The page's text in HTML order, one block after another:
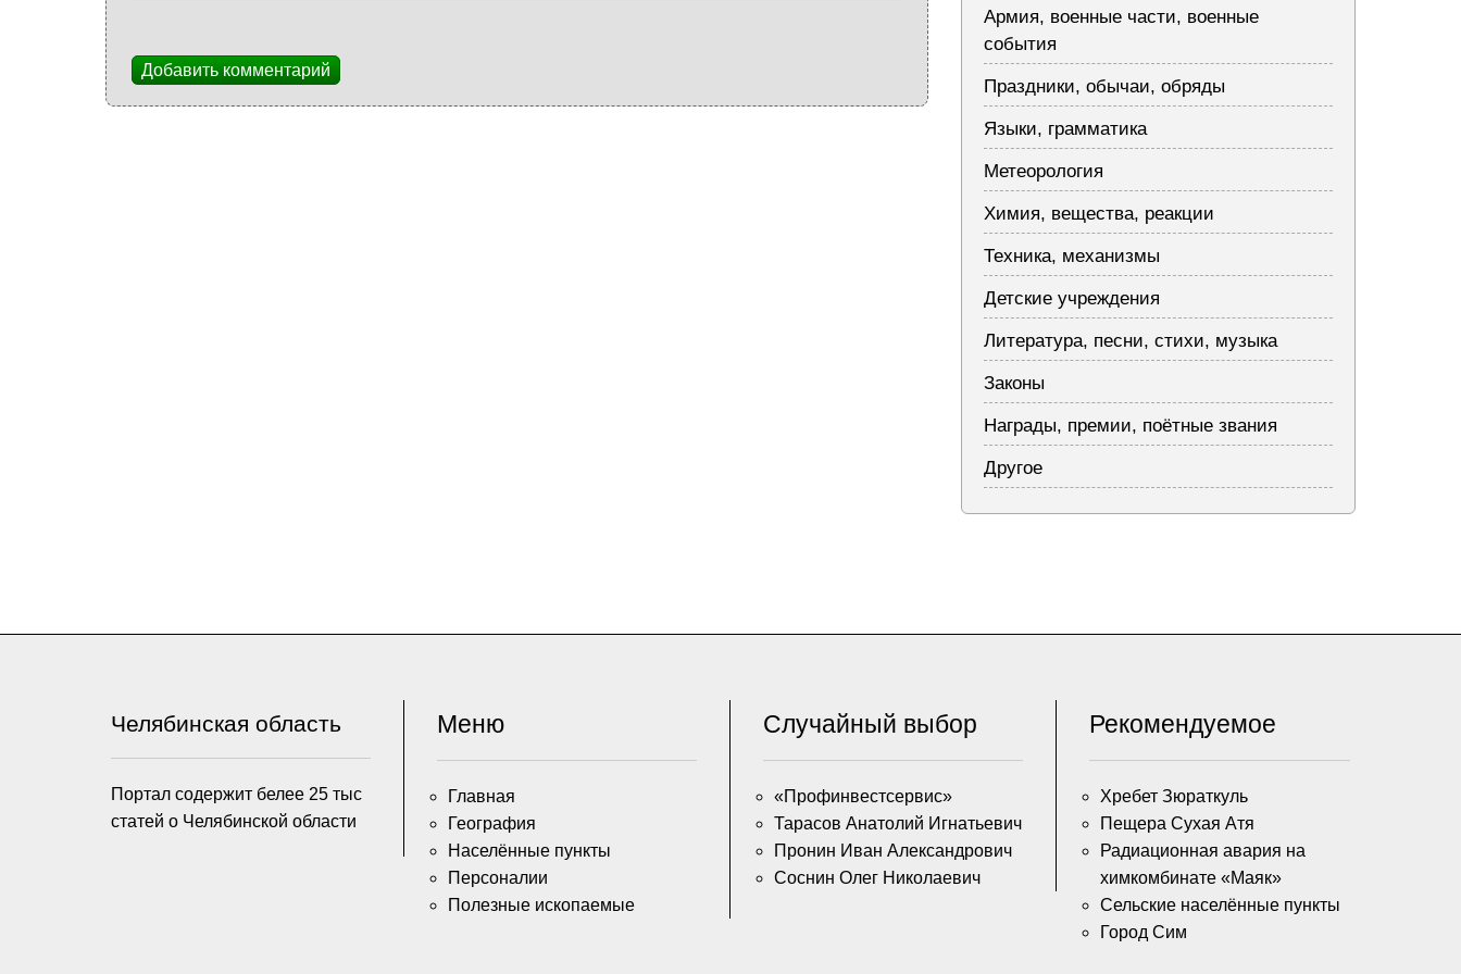
Добавить комментарий
Армия, военные части, военные
события
Праздники, обычаи, обряды
Языки, грамматика
Метеорология
Химия, вещества, реакции
Техника, механизмы
Детские учреждения
Литература, песни, стихи, музыка
Законы
Награды, премии, поётные звания
Другое
Челябинская область
Портал содержит белее 25 тыс
статей о Челябинской области
Меню
Главная
География
Населённые пункты
Персоналии
Полезные ископаемые
Случайный выбор
«Профинвестсервис»
Тарасов Анатолий Игнатьевич
Пронин Иван Александрович
Соснин Олег Николаевич
Рекомендуемое
Хребет Зюраткуль
Пещера Сухая Атя
Радиационная авария на
химкомбинате «Маяк»
Сельские населённые пункты
Город Сим